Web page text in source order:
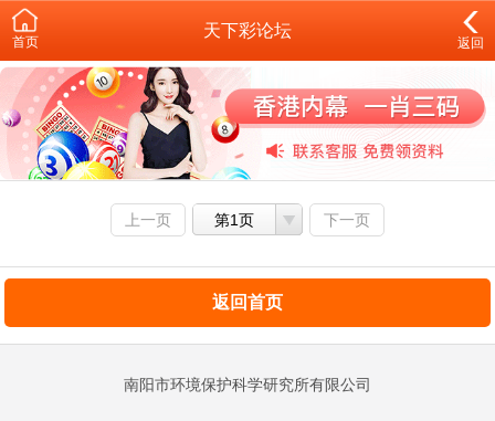
首页
天下彩论坛
返回
上一页 第1页 下一页
返回首页
南阳市环境保护科学研究所有限公司